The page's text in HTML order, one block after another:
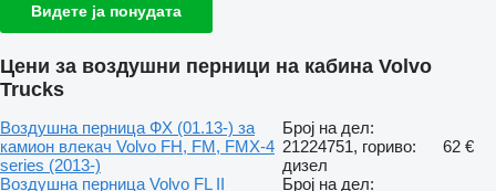
Видете ја понудата
Цени за воздушни перници на кабина Volvo
Trucks
Воздушна перница ФХ (01.13-) за
камион влекач Volvo FH, FM, FMX-4
series (2013-)
Број на дел:
21224751, гориво:
дизел
62 €
Воздушна перница Volvo FL II
Број на дел: